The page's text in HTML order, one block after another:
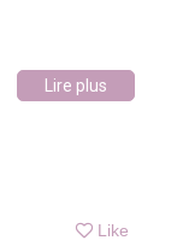
Lire plus
Like